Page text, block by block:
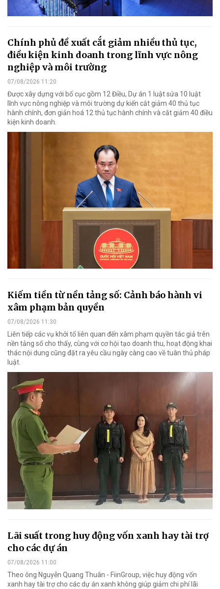
Chính phủ đề xuất cắt giảm nhiều thủ tục,
điều kiện kinh doanh trong lĩnh vực nông
nghiệp và môi trường
07/08/2026 11:20
Được xây dựng với bố cục gồm 12 Điều, Dự án 1 luật sửa 10 luật
lĩnh vực nông nghiệp và môi trường dự kiến cắt giảm 40 thủ tục
hành chính, đơn giản hoá 12 thủ tục hành chính và cắt giảm 40 điều
kiện kinh doanh.
Kiếm tiền từ nền tảng số: Cảnh báo hành vi
xâm phạm bản quyền
07/08/2026 11:30
Liên tiếp các vụ khởi tố liên quan đến xâm phạm quyền tác giả trên
nền tảng số cho thấy, cùng với cơ hội tạo doanh thu, hoạt động khai
thác nội dung cũng đặt ra yêu cầu ngày càng cao về tuân thủ pháp
luật.
Lãi suất trong huy động vốn xanh hay tài trợ
cho các dự án
07/08/2026 11:00
Theo ông Nguyễn Quang Thuân - FiinGroup, việc huy động vốn
xanh hay tài trợ cho các dự án xanh không giúp giảm chi phí lãi